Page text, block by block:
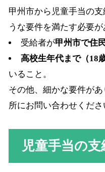
甲州市から児童手当の
うな要件を満たす必要が
受給者が甲州市で住
高校生年代まで（18
いること。
その他、細かな要件が
所にお問い合わせくださ
児童手当の支